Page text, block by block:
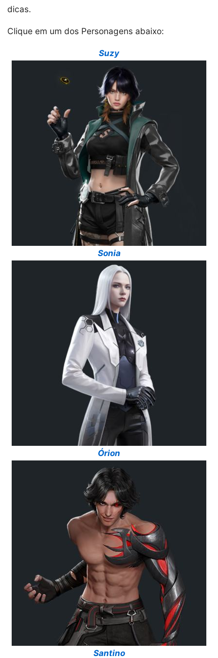
dicas.
Clique em um dos Personagens abaixo:
Suzy
Sonia
Órion
Santino